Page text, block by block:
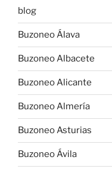
blog
Buzoneo Álava
Buzoneo Albacete
Buzoneo Alicante
Buzoneo Almería
Buzoneo Asturias
Buzoneo Ávila